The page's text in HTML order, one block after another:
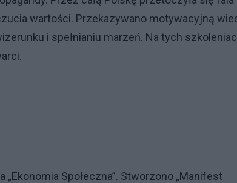
wartości. Przekazywano motywacyjną
i spełnianiu marzeń. Na tych
Społeczna”. Stworzono „Manifest